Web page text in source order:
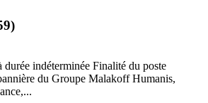
durée indéterminée Finalité du poste
du Groupe Malakoff Humanis,